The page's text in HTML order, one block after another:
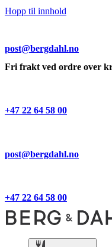
Hopp til innhold
post@bergdahl.no
Fri frakt ved ordre over
+47 22 64 58 00
post@bergdahl.no
+47 22 64 58 00